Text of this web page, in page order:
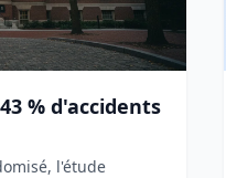
% d'accidents
l'étude